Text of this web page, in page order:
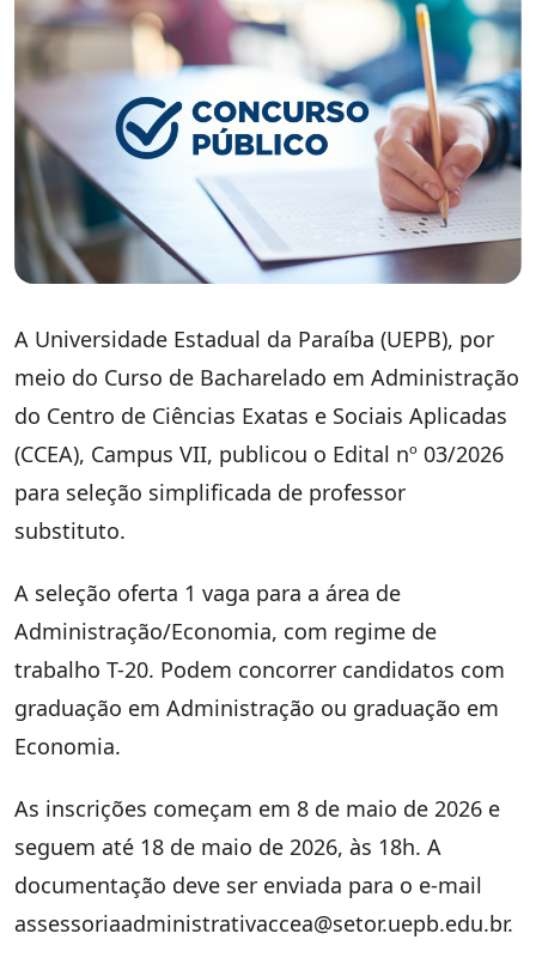
A Universidade Estadual da Paraíba (UEPB), por
meio do Curso de Bacharelado em Administração
do Centro de Ciências Exatas e Sociais Aplicadas
(CCEA), Campus VII, publicou o Edital nº 03/2026
para seleção simplificada de professor
substituto.
A seleção oferta 1 vaga para a área de
Administração/Economia, com regime de
trabalho T-20. Podem concorrer candidatos com
graduação em Administração ou graduação em
Economia.
As inscrições começam em 8 de maio de 2026 e
seguem até 18 de maio de 2026, às 18h. A
documentação deve ser enviada para o e-mail
assessoriaadministrativaccea@setor.uepb.edu.br.